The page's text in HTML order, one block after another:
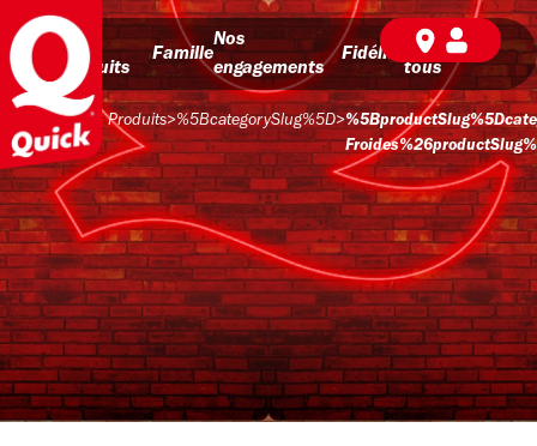
Nos
produits
Famille
Nos
engagements
Fidélité
BD pour
tous
Produits>%5BcategorySlug%5D>